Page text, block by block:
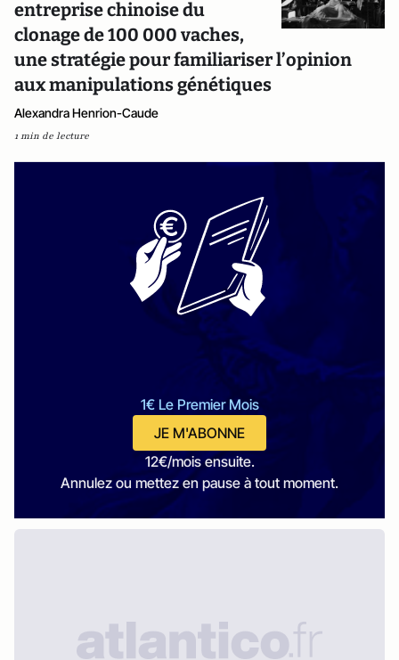
entreprise chinoise du
clonage de 100 000 vaches,
une stratégie pour familiariser l’opinion
aux manipulations génétiques
Alexandra Henrion-Caude
1 min de lecture
1€ Le Premier Mois
JE M'ABONNE
12€/mois ensuite.
Annulez ou mettez en pause à tout moment.